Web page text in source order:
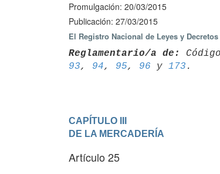
Promulgación: 20/03/2015
Publicación: 27/03/2015
El Registro Nacional de Leyes y
Reglamentario/a de:
93, 94, 95, 96 y 173
CAPÍTULO III
DE LA MERCADERÍA
Artículo 25